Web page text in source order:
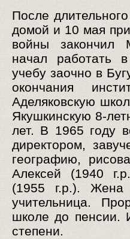
После
домой и 10 мая
войны закончил
начал работать
учебу заочно в
окончания
Аделяковскую
Якушкинскую 8-
лет. В 1965 году
директором,
географию,
Алексей (1940
(1955 г.р.).
учительница.
школе до пенсии.
степени.